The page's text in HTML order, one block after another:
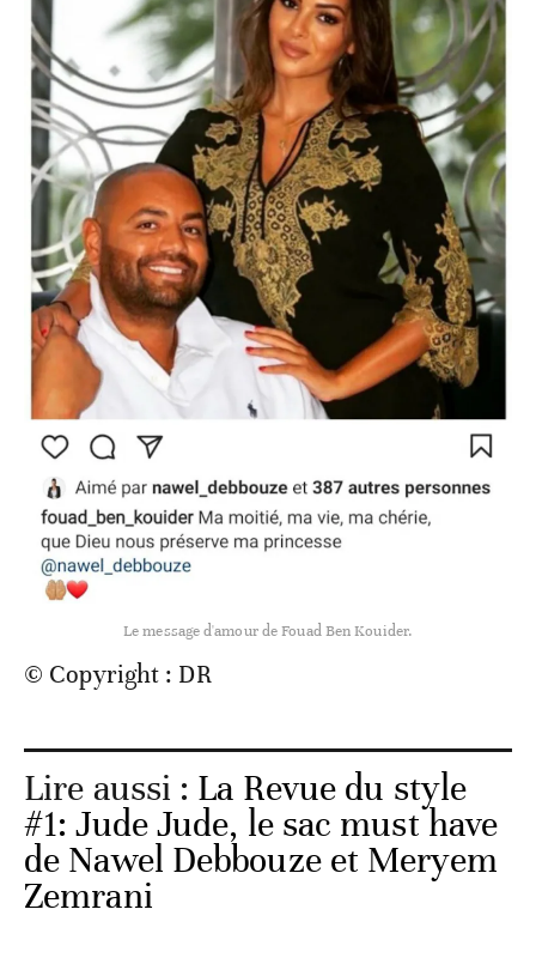
Le message d'amour de Fouad Ben Kouider.
© Copyright : DR
Lire aussi : La Revue du style
#1: Jude Jude, le sac must have
de Nawel Debbouze et Meryem
Zemrani